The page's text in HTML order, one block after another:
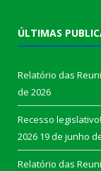
ÚLTIMAS
Relatório das
de 2026
Recesso
2026 19 de junho
Relatório das